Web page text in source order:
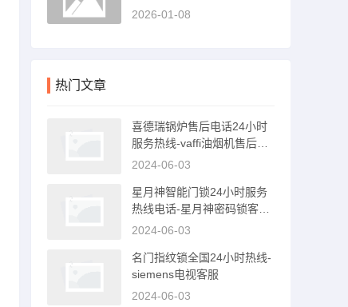
2026-01-08
热门文章
喜德瑞锅炉售后电话24小时
服务热线-vaffi油烟机售后服
务电话
2024-06-03
星月神智能门锁24小时服务
热线电话-星月神密码锁客服
电话
2024-06-03
名门指纹锁全国24小时热线-
siemens电视客服
2024-06-03